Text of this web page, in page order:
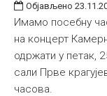
Објављено
Имамо посебну
на концерт
одржати у петак,
сали Прве
часова.